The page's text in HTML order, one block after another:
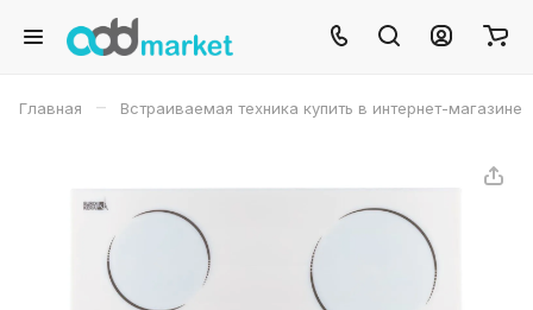
Главная – Встраиваемая техника купить в интернет-магазине